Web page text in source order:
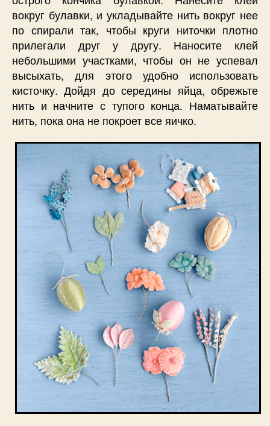
вокруг булавки, и укладывайте нить вокруг нее
по спирали так, чтобы круги ниточки плотно
прилегали друг у другу. Наносите клей
небольшими участками, чтобы он не успевал
высыхать, для этого удобно использовать
кисточку. Дойдя до середины яйца, обрежьте
нить и начните с тупого конца. Наматывайте
нить, пока она не покроет все яичко.